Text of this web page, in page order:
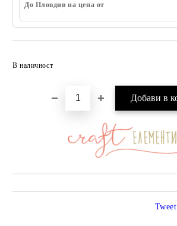
До Пловдив на цена от
В наличност
Tweet